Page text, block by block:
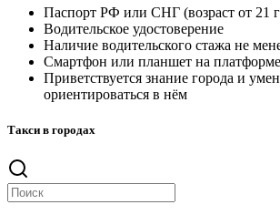
Паспорт РФ или СНГ (возраст от 21
Водительское удостоверение
Наличие водительского стажа не
Смартфон или планшет на
Приветствуется знание города и
ориентироваться в нём
Такси в городах